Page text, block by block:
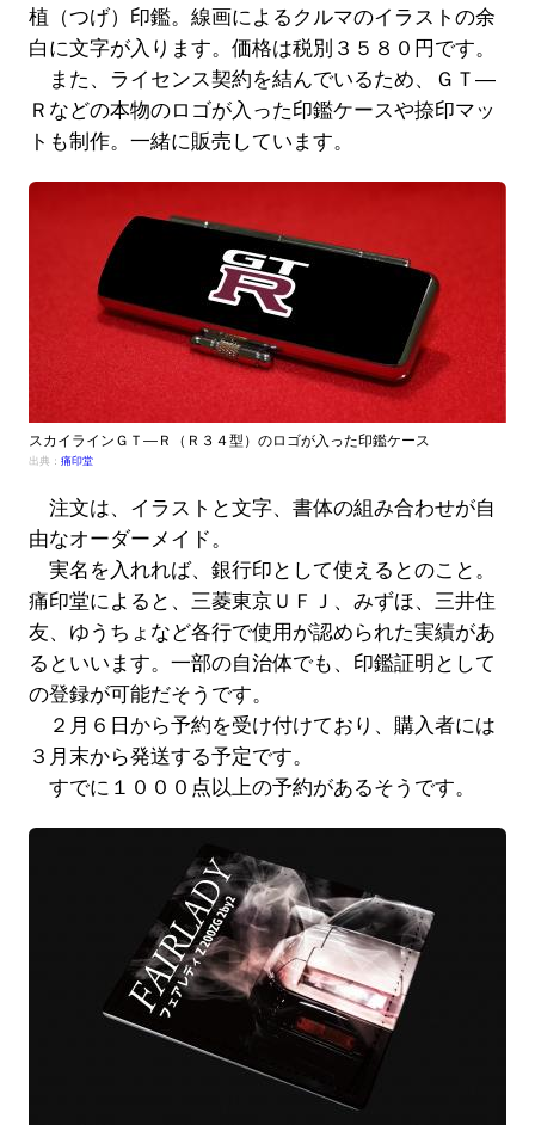
植（つげ）印鑑。線画によるクルマのイラストの余
白に文字が入ります。価格は税別３５８０円です。
また、ライセンス契約を結んでいるため、ＧＴ―
Ｒなどの本物のロゴが入った印鑑ケースや捺印マッ
トも制作。一緒に販売しています。
スカイラインＧＴ―Ｒ（Ｒ３４型）のロゴが入った印鑑ケース
出典： 痛印堂
注文は、イラストと文字、書体の組み合わせが自
由なオーダーメイド。
実名を入れれば、銀行印として使えるとのこと。
痛印堂によると、三菱東京ＵＦＪ、みずほ、三井住
友、ゆうちょなど各行で使用が認められた実績があ
るといいます。一部の自治体でも、印鑑証明として
の登録が可能だそうです。
２月６日から予約を受け付けており、購入者には
３月末から発送する予定です。
すでに１０００点以上の予約があるそうです。